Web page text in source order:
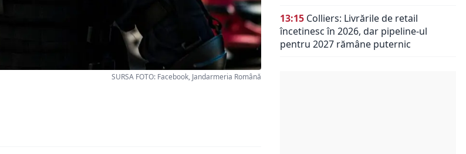
SURSA FOTO: Facebook, Jandarmeria Română
13:15 Colliers: Livrările de retail
încetinesc în 2026, dar pipeline-ul
pentru 2027 rămâne puternic